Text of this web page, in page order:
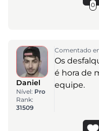
0
Daniel
Nível: Pro
Rank:
31509
Comentado
Os
é hora de
equipe.